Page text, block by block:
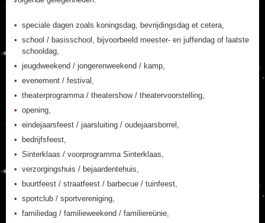
speciale dagen zoals koningsdag, bevrijdingsdag et cetera,
school / basisschool, bijvoorbeeld meester- en juffendag of laatste
schooldag,
jeugdweekend / jongerenweekend / kamp,
evenement / festival,
theaterprogramma / theatershow / theatervoorstelling,
opening,
eindejaarsfeest / jaarsluiting / oudejaarsborrel,
bedrijfsfeest,
Sinterklaas / voorprogramma Sinterklaas,
verzorgingshuis / bejaardentehuis,
buurtfeest / straatfeest / barbecue / tuinfeest,
sportclub / sportvereniging,
familiedag / familieweekend / familiereünie,